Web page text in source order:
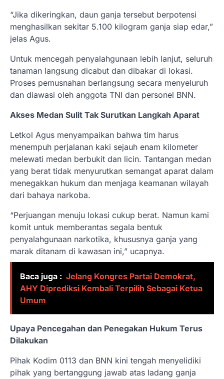
“Jika dikeringkan, daun ganja tersebut berpotensi
menghasilkan sekitar 5.100 kilogram ganja siap edar,”
jelas Agus.
Untuk mencegah penyalahgunaan lebih lanjut, seluruh
tanaman langsung dicabut dan dibakar di lokasi.
Proses pemusnahan berlangsung secara menyeluruh
dan diawasi oleh anggota TNI dan personel BNN.
Akses Medan Sulit Tak Surutkan Langkah Aparat
Letkol Agus menyampaikan bahwa tim harus
menempuh perjalanan kaki sejauh enam kilometer
melewati medan berbukit dan licin. Tantangan medan
yang berat tidak menyurutkan semangat aparat dalam
menegakkan hukum dan menjaga keamanan wilayah
dari bahaya narkoba.
“Perjuangan menuju lokasi cukup berat. Namun kami
komit untuk memberantas segala bentuk
penyalahgunaan narkotika, khususnya ganja yang
marak ditanam di kawasan ini,” ucapnya.
Baca juga : Jelang Kongres Partai Demokrat,
AHY Diprediksi Kembali Terpilih Sebagai Ketua
Umum
Upaya Pencegahan dan Penegakan Hukum Terus
Dilakukan
Pihak Kodim 0113 dan BNN kini tengah menyelidiki
pihak yang bertanggung jawab atas ladang ganja